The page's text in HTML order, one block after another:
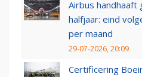
Airbus
halfjaar: eind
per maand
29-07-2026, 20:09
Certificering